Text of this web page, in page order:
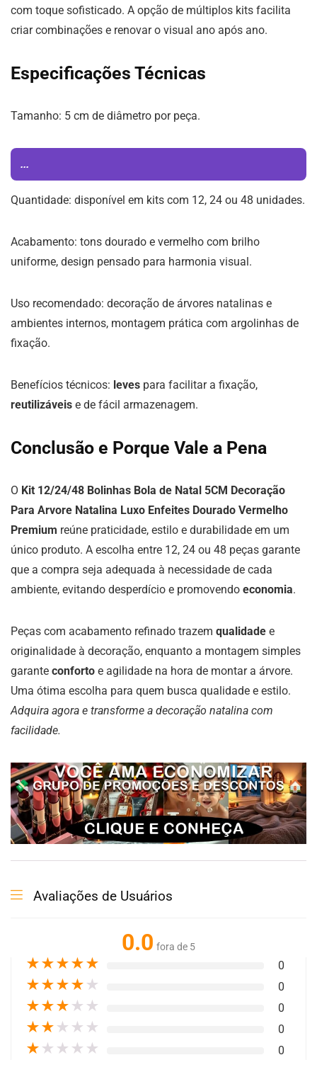
com toque sofisticado. A opção de múltiplos kits facilita
criar combinações e renovar o visual ano após ano.
Especificações Técnicas
Tamanho: 5 cm de diâmetro por peça.
...
Quantidade: disponível em kits com 12, 24 ou 48 unidades.
Acabamento: tons dourado e vermelho com brilho
uniforme, design pensado para harmonia visual.
Uso recomendado: decoração de árvores natalinas e
ambientes internos, montagem prática com argolinhas de
fixação.
Benefícios técnicos: leves para facilitar a fixação,
reutilizáveis e de fácil armazenagem.
Conclusão e Porque Vale a Pena
O Kit 12/24/48 Bolinhas Bola de Natal 5CM Decoração
Para Arvore Natalina Luxo Enfeites Dourado Vermelho
Premium reúne praticidade, estilo e durabilidade em um
único produto. A escolha entre 12, 24 ou 48 peças garante
que a compra seja adequada à necessidade de cada
ambiente, evitando desperdício e promovendo economia.
Peças com acabamento refinado trazem qualidade e
originalidade à decoração, enquanto a montagem simples
garante conforto e agilidade na hora de montar a árvore.
Uma ótima escolha para quem busca qualidade e estilo.
Adquira agora e transforme a decoração natalina com
facilidade.
Avaliações de Usuários
0.0 fora de 5
★★★★★ 0
★★★★ ★ 0
★★★ ★ ★ 0
★★ ★ ★ ★ 0
★ ★ ★ ★ ★ 0